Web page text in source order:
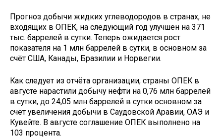
Прогноз добычи жидких углеводородов в странах, не
входящих в ОПЕК, на следующий год улучшен на 371
тыс. баррелей в сутки. Теперь ожидается рост
показателя на 1 млн баррелей в сутки, в основном за
счёт США, Канады, Бразилии и Норвегии.
Как следует из отчёта организации, страны ОПЕК в
августе нарастили добычу нефти на 0,76 млн баррелей
в сутки, до 24,05 млн баррелей в сутки основном за
счёт увеличения добычи в Саудовской Аравии, ОАЭ и
Кувейте. В августе соглашение ОПЕК выполнено на
103 процента.